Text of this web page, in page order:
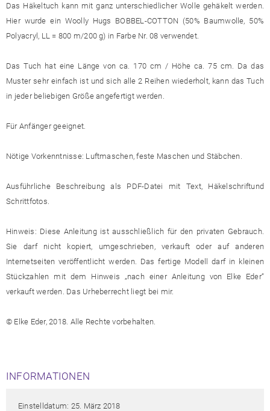
Das Häkeltuch kann mit ganz unterschiedlicher Wolle gehäkelt werden.
Hier wurde ein Woolly Hugs BOBBEL-COTTON (50% Baumwolle, 50%
Polyacryl, LL = 800 m/200 g) in Farbe Nr. 08 verwendet.
Das Tuch hat eine Länge von ca. 170 cm / Höhe ca. 75 cm. Da das
Muster sehr einfach ist und sich alle 2 Reihen wiederholt, kann das Tuch
in jeder beliebigen Größe angefertigt werden.
Für Anfänger geeignet.
Nötige Vorkenntnisse: Luftmaschen, feste Maschen und Stäbchen.
Ausführliche Beschreibung als PDF-Datei mit Text, Häkelschriftund
Schrittfotos.
Hinweis: Diese Anleitung ist ausschließlich für den privaten Gebrauch.
Sie darf nicht kopiert, umgeschrieben, verkauft oder auf anderen
Internetseiten veröffentlicht werden. Das fertige Modell darf in kleinen
Stückzahlen mit dem Hinweis „nach einer Anleitung von Elke Eder“
verkauft werden. Das Urheberrecht liegt bei mir.
© Elke Eder, 2018. Alle Rechte vorbehalten.
INFORMATIONEN
Einstelldatum: 25. März 2018